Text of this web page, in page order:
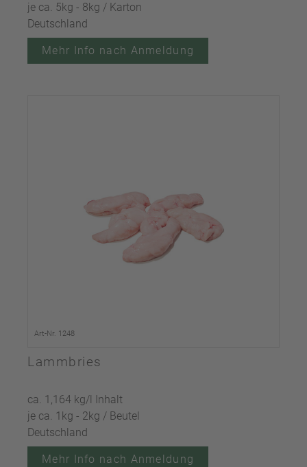
je ca. 5kg - 8kg / Karton
Deutschland
Mehr Info nach Anmeldung
Art-Nr. 1248
Lammbries
ca. 1,164 kg/l Inhalt
je ca. 1kg - 2kg / Beutel
Deutschland
Mehr Info nach Anmeldung